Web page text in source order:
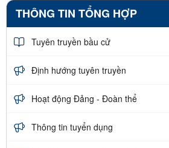
THÔNG TIN TỔNG HỢP
Tuyên truyền bầu cử
Định hướng tuyên truyền
Hoạt động Đảng - Đoàn thể
Thông tin tuyển dụng